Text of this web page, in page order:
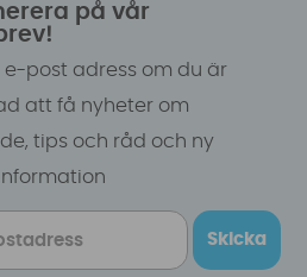
på vår
e-post adress om du är
att få nyheter om
tips och råd och ny
Skicka